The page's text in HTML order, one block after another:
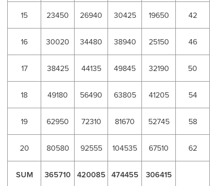
15 23450 26940 30425 19650 42
16 30020 34480 38940 25150 46
17 38425 44135 49845 32190 50
18 49180 56490 63805 41205 54
19 62950 72310 81670 52745 58
20 80580 92555 104535 67510 62
SUM 365710 420085 474455 306415